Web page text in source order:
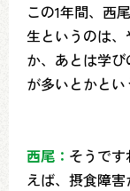
この1年間、西
生というのは
か、あとは学
が多いとかとい
西尾： そうで
えば、摂食障